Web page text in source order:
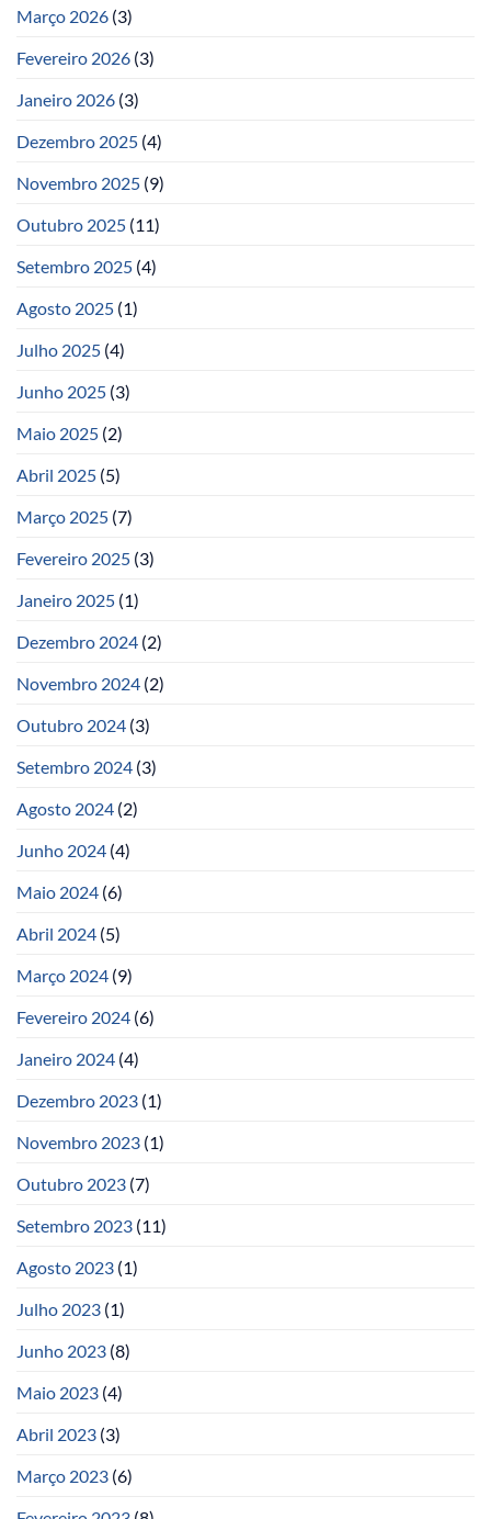
Março 2026 (3)
Fevereiro 2026 (3)
Janeiro 2026 (3)
Dezembro 2025 (4)
Novembro 2025 (9)
Outubro 2025 (11)
Setembro 2025 (4)
Agosto 2025 (1)
Julho 2025 (4)
Junho 2025 (3)
Maio 2025 (2)
Abril 2025 (5)
Março 2025 (7)
Fevereiro 2025 (3)
Janeiro 2025 (1)
Dezembro 2024 (2)
Novembro 2024 (2)
Outubro 2024 (3)
Setembro 2024 (3)
Agosto 2024 (2)
Junho 2024 (4)
Maio 2024 (6)
Abril 2024 (5)
Março 2024 (9)
Fevereiro 2024 (6)
Janeiro 2024 (4)
Dezembro 2023 (1)
Novembro 2023 (1)
Outubro 2023 (7)
Setembro 2023 (11)
Agosto 2023 (1)
Julho 2023 (1)
Junho 2023 (8)
Maio 2023 (4)
Abril 2023 (3)
Março 2023 (6)